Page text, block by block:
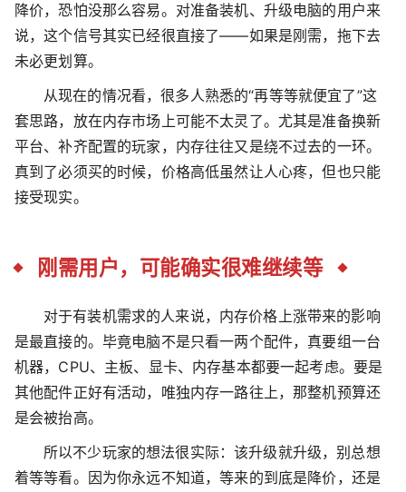
降价，恐怕没那么容易。对准备装机、升级电脑的用户来
说，这个信号其实已经很直接了——如果是刚需，拖下去
未必更划算。
从现在的情况看，很多人熟悉的“再等等就便宜了”这
套思路，放在内存市场上可能不太灵了。尤其是准备换新
平台、补齐配置的玩家，内存往往又是绕不过去的一环。
真到了必须买的时候，价格高低虽然让人心疼，但也只能
接受现实。
刚需用户，可能确实很难继续等
对于有装机需求的人来说，内存价格上涨带来的影响
是最直接的。毕竟电脑不是只看一两个配件，真要组一台
机器，CPU、主板、显卡、内存基本都要一起考虑。要是
其他配件正好有活动，唯独内存一路往上，那整机预算还
是会被抬高。
所以不少玩家的想法很实际：该升级就升级，别总想
着等等看。因为你永远不知道，等来的到底是降价，还是